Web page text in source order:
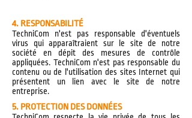
4. RESPONSABILITÉ
TechniCom n'est pas responsable d'éventuels
virus qui apparaîtraient sur le site de notre
société en dépit des mesures de contrôle
appliquées. TechniCom n'est pas responsable du
contenu ou de l'utilisation des sites Internet qui
présentent un lien avec le site de notre
entreprise.
5. PROTECTION DES DONNÉES